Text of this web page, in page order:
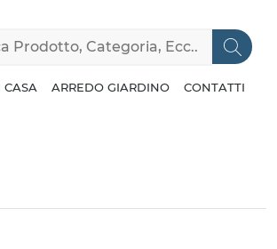
CASA ARREDO GIARDINO CONTATTI